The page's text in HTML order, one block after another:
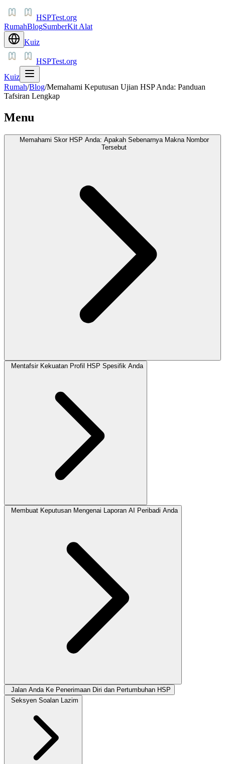
HSPTest.org
RumahBlogSumberKit Alat
Kuiz
HSPTest.org
Kuiz
Rumah/Blog/Memahami Keputusan Ujian HSP Anda: Panduan
Tafsiran Lengkap
Menu
Memahami Skor HSP Anda: Apakah Sebenarnya Makna Nombor
Tersebut
Mentafsir Kekuatan Profil HSP Spesifik Anda
Membuat Keputusan Mengenai Laporan AI Peribadi Anda
Jalan Anda Ke Penerimaan Diri dan Pertumbuhan HSP
Seksyen Soalan Lazim